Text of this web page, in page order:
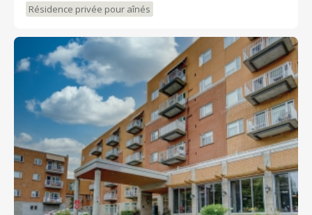
Résidence privée pour aînés